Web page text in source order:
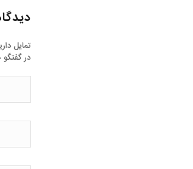
تمایل
در